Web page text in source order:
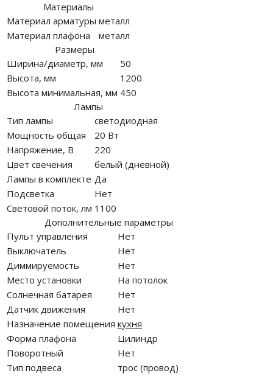
Материалы
Материал арматуры металл
Материал плафона
металл
Размеры
Ширина/диаметр, мм
50
Высота, мм
1200
Высота минимальная, мм 450
Лампы
Тип лампы
светодиодная
Мощность общая
20 Вт
Напряжение, В
220
Цвет свечения
белый (дневной)
Лампы в комплекте Да
Подсветка
Нет
Световой поток, лм 1100
Дополнительные параметры
Пульт управления
Нет
Выключатель
Нет
Диммируемость
Нет
Место установки
На потолок
Солнечная батарея
Нет
Датчик движения
Нет
Назначение помещения кухня
Форма плафона
Цилиндр
Поворотный
Нет
Тип подвеса
трос (провод)